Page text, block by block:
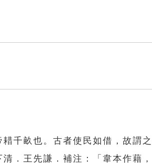
千畝也。古者使民如借，故謂
．王先謙．補注：「韋本作藉